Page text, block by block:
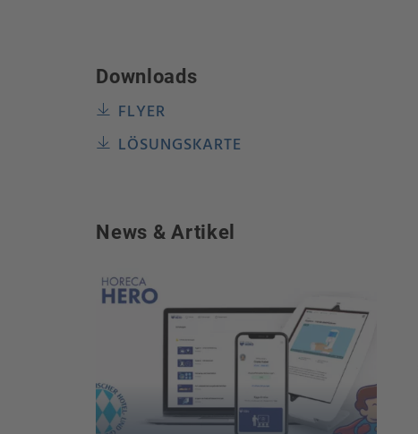
Downloads
FLYER
LÖSUNGSKARTE
News & Artikel